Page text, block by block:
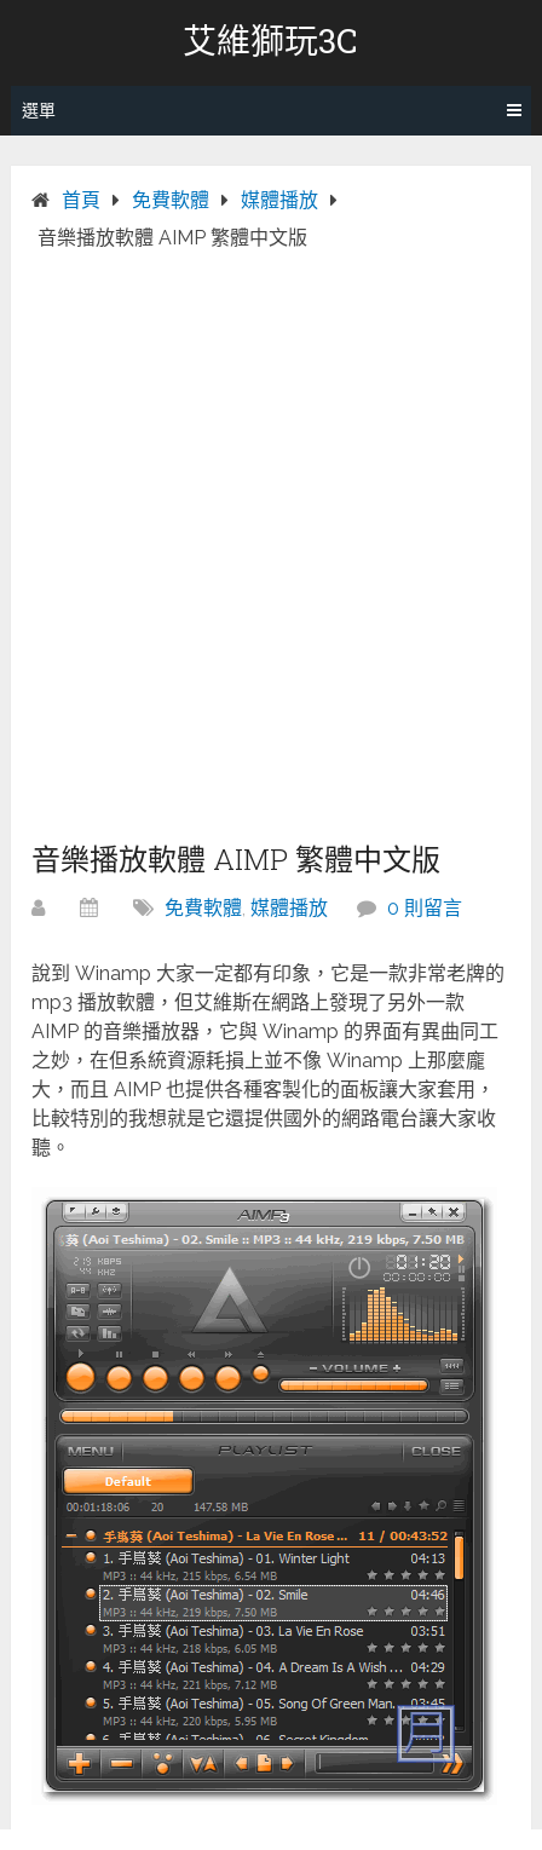
艾維獅玩3C
選單
首頁 免費軟體
媒體播放
音樂播放軟體 AIMP 繁體中文版
音樂播放軟體 AIMP 繁體中文版
免費軟體,媒體播放 0 則留言
說到 Winamp 大家一定都有印象，它是一款非常老牌的
mp3 播放軟體，但艾維斯在網路上發現了另外一款
AIMP 的音樂播放器，它與 Winamp 的界面有異曲同工
之妙，在但系統資源耗損上並不像 Winamp 上那麼龐
大，而且 AIMP 也提供各種客製化的面板讓大家套用，
比較特別的我想就是它還提供國外的網路電台讓大家收
聽。